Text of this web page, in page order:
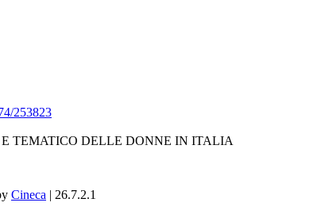
253823
TEMATICO DELLE DONNE IN ITALIA
Cineca | 26.7.2.1